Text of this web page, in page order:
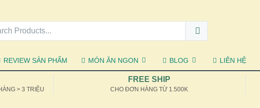
REVIEW SẢN PHẨM MÓN ĂN NGON BLOG LIÊN HỆ
> 3 TRIỆU
FREE SHIP
CHO ĐƠN HÀNG TỪ 1.500K